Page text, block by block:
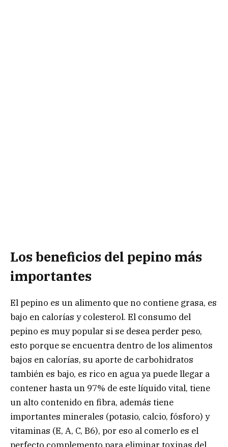
Los beneficios del pepino más
importantes
El pepino es un alimento que no contiene grasa, es
bajo en calorías y colesterol. El consumo del
pepino es muy popular si se desea perder peso,
esto porque se encuentra dentro de los alimentos
bajos en calorías, su aporte de carbohidratos
también es bajo, es rico en agua ya puede llegar a
contener hasta un 97% de este líquido vital, tiene
un alto contenido en fibra, además tiene
importantes minerales (potasio, calcio, fósforo) y
vitaminas (E, A, C, B6), por eso al comerlo es el